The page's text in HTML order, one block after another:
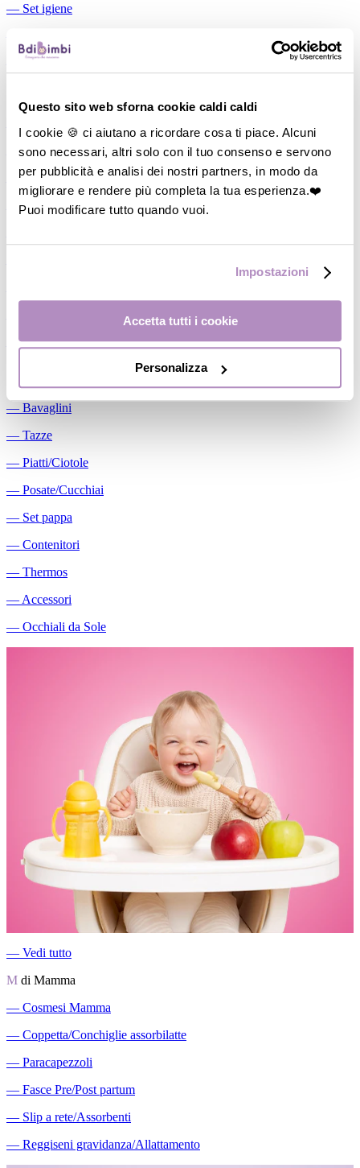
Questo sito web sforna cookie caldi caldi
I cookie 🍪 ci aiutano a ricordare cosa ti piace. Alcuni
sono necessari, altri solo con il tuo consenso e servono
per pubblicità e analisi dei nostri partners, in modo da
migliorare e rendere più completa la tua esperienza.❤️
Puoi modificare tutto quando vuoi.
Impostazioni
Accetta tutti i cookie
Personalizza
― Set igiene
Aspiratori nasali manuali
―
Cuscini allattamento
―Biberon
―
Tettarelle
―Succhietti
Conservalatte Materno
―Massaggiagengive
― Bavaglini
― Tazze
― Piatti/Ciotole
― Posate/Cucchiai
― Set pappa
― Contenitori
― Thermos
― Accessori
― Occhiali da Sole
― Vedi tutto
M di Mamma
― Cosmesi Mamma
― Coppetta/Conchiglie assorbilatte
― Paracapezzoli
― Fasce Pre/Post partum
― Slip a rete/Assorbenti
― Reggiseni gravidanza/Allattamento